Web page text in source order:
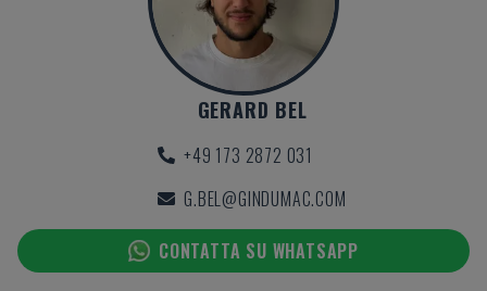
GERARD BEL
+49 173 2872 031
G.BEL@GINDUMAC.COM
CONTATTA SU WHATSAPP